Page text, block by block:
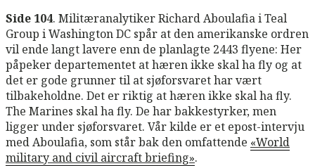
Side 104. Militæranalytiker Richard Aboulafia i Teal
Group i Washington DC spår at den amerikanske ordren
vil ende langt lavere enn de planlagte 2443 flyene: Her
påpeker departementet at hæren ikke skal ha fly og at
det er gode grunner til at sjøforsvaret har vært
tilbakeholdne. Det er riktig at hæren ikke skal ha fly.
The Marines skal ha fly. De har bakkestyrker, men
ligger under sjøforsvaret. Vår kilde er et epost-intervju
med Aboulafia, som står bak den omfattende «World
military and civil aircraft briefing».